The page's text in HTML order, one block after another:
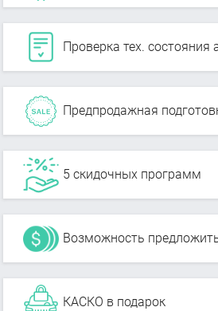
Проверка тех. состояния
Предпродажная
5 скидочных программ
Возможность
КАСКО в подарок